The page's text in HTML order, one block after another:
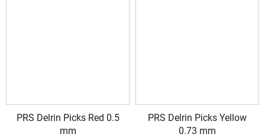
PRS Delrin Picks Red 0.5
mm
PRS Delrin Picks Yellow
0.73 mm